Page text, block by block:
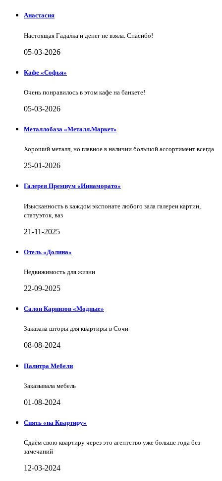
Анастасия
Настоящая Гадалка и денег не взяла. Спасибо!
05-03-2026
Кафе «Софья»
Очень понравилось в этом кафе на банкете!
05-03-2026
Металлобаза «Металл.Маркет»
Хороший металл, но главное в наличии большой ассортимент всегда
25-01-2026
Галерея Премиум «Иннаморато»
Изысканность в каждом экспонате любого зала галереи картин,
статуэток, ваз
21-11-2025
Отель «Долина»
Недвижимость для жизни
22-09-2025
Салон Карнизов «Модные»
Заказала шторы для квартиры в Сочи
08-08-2024
Палитра Мебели
Заказывала мебель
01-08-2024
Снять «на Квартиру»
Сдаём свою квартиру через это агентство уже больше года без
замечаний
12-03-2024